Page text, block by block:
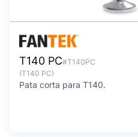
T140 PC#T140PC
(T140 PC)
Pata corta para T140.